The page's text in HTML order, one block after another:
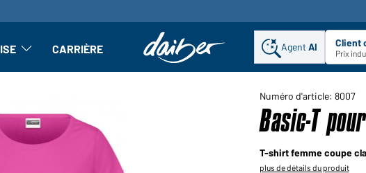
le sous-menu
L'entreprise : Ouvrir le sous-menu
CARRIÈRE AgentAI Client
Prix
Numéro d'article: 8007
Basic-T
T-shirt femme coupe
plus de détails du produit